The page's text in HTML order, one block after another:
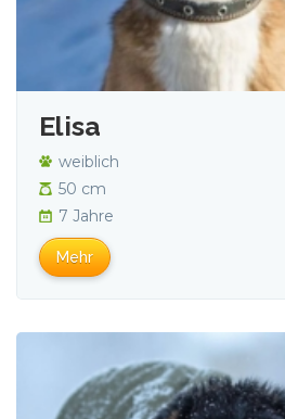
Elisa
weiblich
50 cm
7 Jahre
Mehr